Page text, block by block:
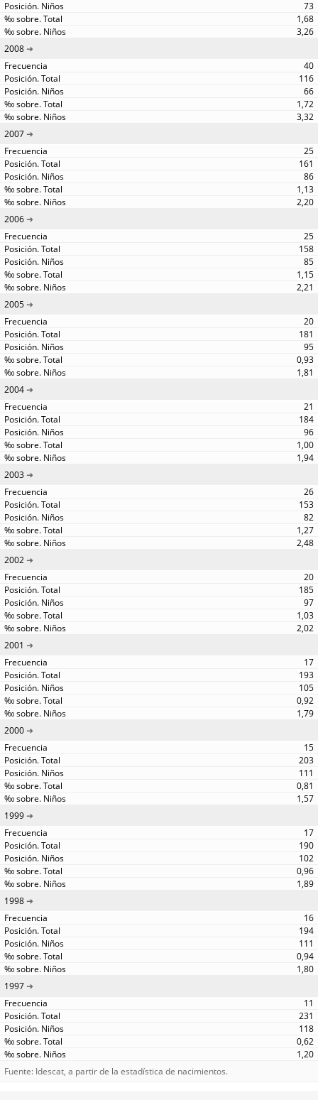
73
1,68
3,26
2008
40
116
66
1,72
3,32
2007
25
161
86
1,13
2,20
2006
25
158
85
1,15
2,21
2005
20
181
95
0,93
1,81
2004
21
184
96
1,00
1,94
2003
26
153
82
1,27
2,48
2002
20
185
97
1,03
2,02
2001
17
193
105
0,92
1,79
2000
15
203
111
0,81
1,57
1999
17
190
102
0,96
1,89
1998
16
194
111
0,94
1,80
1997
11
231
118
0,62
1,20
Fuente: Idescat, a partir de la estadística de nacimientos.